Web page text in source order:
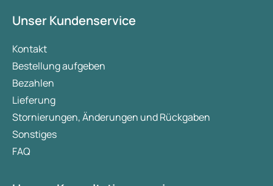
Unser Kundenservice
Kontakt
Bestellung aufgeben
Bezahlen
Lieferung
Stornierungen, Änderungen und Rückgaben
Sonstiges
FAQ